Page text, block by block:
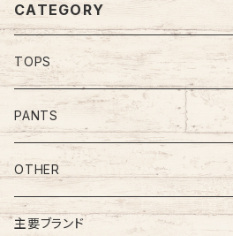
CATEGORY
TOPS
Tee
S/L Tee
Polo Shirt
Shirt
PANTS
Jeans/Denim
Work Pants
OTHER
主要ブランド